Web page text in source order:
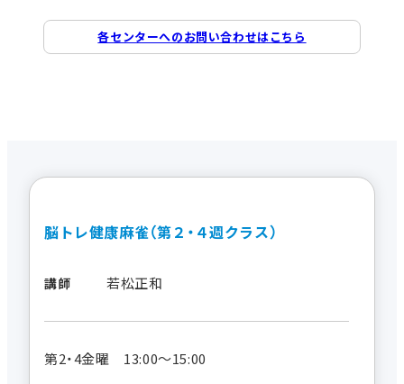
各センターへのお問い合わせはこちら
脳トレ健康麻雀（第２・４週クラス）
講師 若松正和
第2・4金曜 13:00～15:00